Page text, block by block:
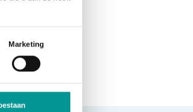
Marketing